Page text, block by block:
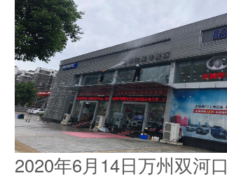
2020年6月14日万州双河口